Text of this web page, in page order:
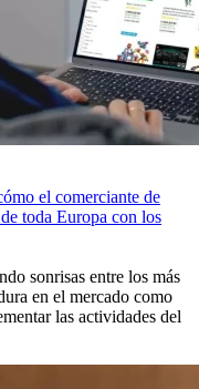
el comerciante de
toda Europa con los
sonrisas entre los más
en el mercado como
las actividades del